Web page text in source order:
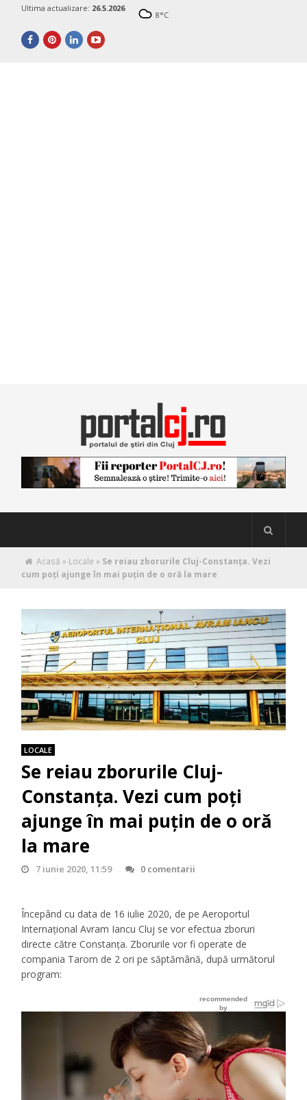
Ultima actualizare: 26.5.2026
8°C
Acasă » Locale » Se reiau zborurile Cluj-Constanța. Vezi
cum poți ajunge în mai puțin de o oră la mare
LOCALE
Se reiau zborurile Cluj-
Constanța. Vezi cum poți
ajunge în mai puțin de o oră
la mare
7 iunie 2020, 11:59 0 comentarii
Începând cu data de 16 iulie 2020, de pe Aeroportul
InternaționalAvram Iancu Cluj se vor efectua zboruri
directe către Constanța. Zborurile vor fi operate de
compania Tarom de 2 ori pe săptămână, după următorul
program: